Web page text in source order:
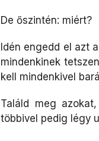
De őszintén: miért?
Idén engedd el azt
mindenkinek
kell mindenkivel
Találd meg
többivel pedig légy